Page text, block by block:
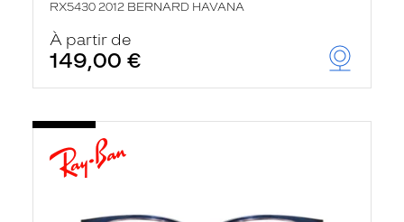
RX5430 2012 BERNARD HAVANA
À partir de
149,00 €